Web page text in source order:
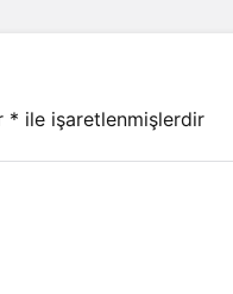
* ile işaretlenmişlerdir